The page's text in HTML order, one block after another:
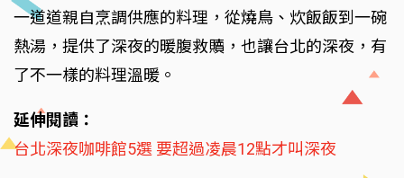
一道道親自烹調供應的料理，從燒鳥、炊飯飯到一碗
熱湯，提供了深夜的暖腹救贖，也讓台北的深夜，有
了不一樣的料理溫暖。
延伸閱讀：
台北深夜咖啡館5選 要超過凌晨12點才叫深夜